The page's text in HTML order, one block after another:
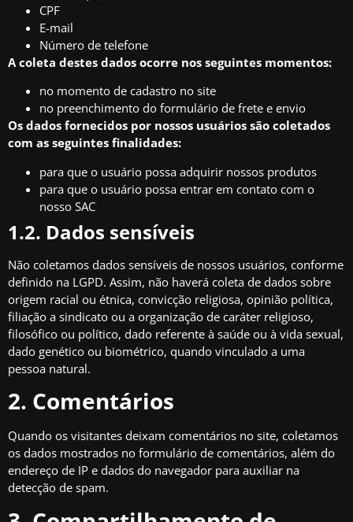
CPF
E-mail
Número de telefone
A coleta destes dados ocorre nos seguintes momentos:
no momento de cadastro no site
no preenchimento do formulário de frete e envio
Os dados fornecidos por nossos usuários são coletados
com as seguintes finalidades:
para que o usuário possa adquirir nossos produtos
para que o usuário possa entrar em contato com o
nosso SAC
1.2. Dados sensíveis
Não coletamos dados sensíveis de nossos usuários, conforme
definido na LGPD. Assim, não haverá coleta de dados sobre
origem racial ou étnica, convicção religiosa, opinião política,
filiação a sindicato ou a organização de caráter religioso,
filosófico ou político, dado referente à saúde ou à vida sexual,
dado genético ou biométrico, quando vinculado a uma
pessoa natural.
2. Comentários
Quando os visitantes deixam comentários no site, coletamos
os dados mostrados no formulário de comentários, além do
endereço de IP e dados do navegador para auxiliar na
detecção de spam.